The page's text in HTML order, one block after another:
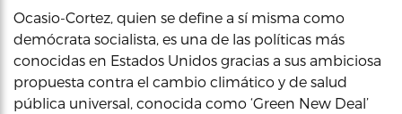
Ocasio-Cortez, quien se define a sí misma como
demócrata socialista, es una de las políticas más
conocidas en Estados Unidos gracias a sus ambiciosa
propuesta contra el cambio climático y de salud
pública universal, conocida como ‘Green New Deal’